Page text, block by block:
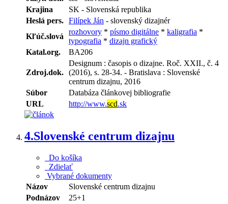
Krajina
SK - Slovenská republika
Heslá pers. Filípek Ján - slovenský dizajnér
Kľúč.slová
rozhovory * písmo digitálne * kaligrafia *
typografia * dizajn grafický
Katal.org.
BA206
Zdroj.dok.
Designum : časopis o dizajne. Roč. XXII., č. 4
(2016), s. 28-34. - Bratislava : Slovenské
centrum dizajnu, 2016
Súbor
Databáza článkovej bibliografie
URL
http://www.scd.sk
4.Slovenské centrum dizajnu
Do košíka
Zdielať
Vybrané dokumenty
Názov
Slovenské centrum dizajnu
Podnázov
25+1